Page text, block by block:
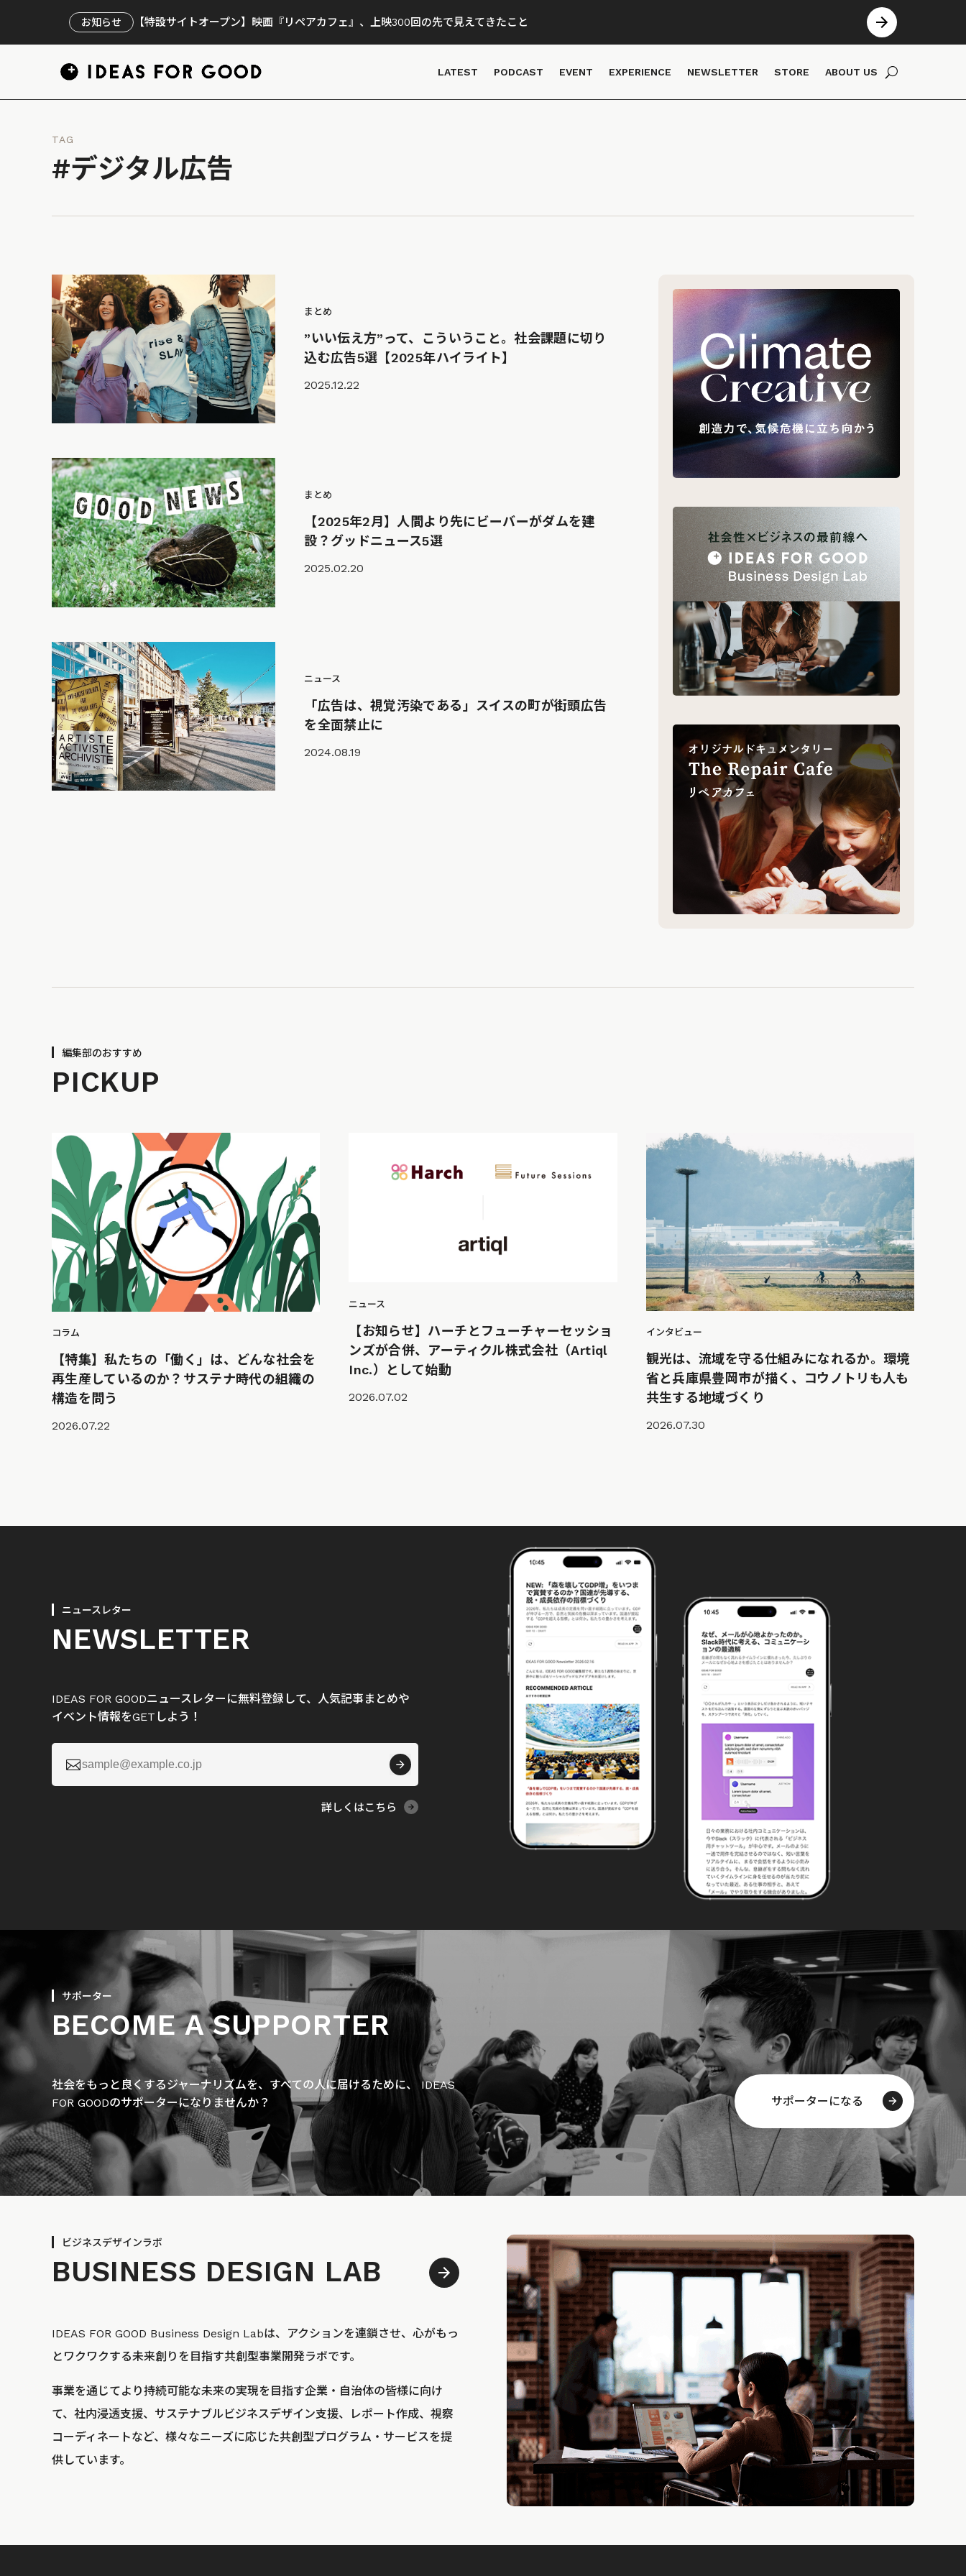
お知らせ 【特設サイトオープン】映画『リペアカフェ』、上映300回の先で見えてきたこと
LATEST PODCAST EVENT EXPERIENCE NEWSLETTER STORE ABOUT US
TAG
#デジタル広告
まとめ
”いい伝え方”って、こういうこと。社会課題に切り
込む広告5選【2025年ハイライト】
2025.12.22
まとめ
【2025年2月】人間より先にビーバーがダムを建
設？グッドニュース5選
2025.02.20
ニュース
「広告は、視覚汚染である」スイスの町が街頭広告
を全面禁止に
2024.08.19
編集部のおすすめ
PICKUP
コラム
【特集】私たちの「働く」は、どんな社会を
再生産しているのか？サステナ時代の組織の
構造を問う
2026.07.22
ニュース
【お知らせ】ハーチとフューチャーセッショ
ンズが合併、アーティクル株式会社（Artiql
Inc.）として始動
2026.07.02
インタビュー
観光は、流域を守る仕組みになれるか。環境
省と兵庫県豊岡市が描く、コウノトリも人も
共生する地域づくり
2026.07.30
ニュースレター
NEWSLETTER
IDEAS FOR GOODニュースレターに無料登録して、人気記事まとめや
イベント情報をGETしよう！

詳しくはこちら
サポーター
BECOME A SUPPORTER
社会をもっと良くするジャーナリズムを、すべての人に届けるために、 IDEAS
FOR GOODのサポーターになりませんか？
サポーターになる
ビジネスデザインラボ
BUSINESS DESIGN LAB
IDEAS FOR GOOD Business Design Labは、アクションを連鎖させ、心がもっ
とワクワクする未来創りを目指す共創型事業開発ラボです。
事業を通じてより持続可能な未来の実現を目指す企業・自治体の皆様に向け
て、社内浸透支援、サステナブルビジネスデザイン支援、レポート作成、視察
コーディネートなど、様々なニーズに応じた共創型プログラム・サービスを提
供しています。